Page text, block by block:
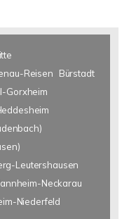
Reisen
Bürstadt
Gorxheim
Leutershausen
Neckarau
Niederfeld